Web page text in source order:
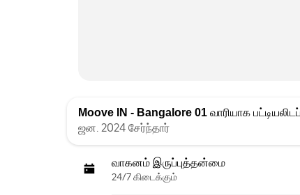
Moove IN - Bangalore 01 வாரியாக
ஜன. 2024 சேர்ந்தார்
வாகனம் இருப்புத்தன்மை
24/7 கிடைக்கும்